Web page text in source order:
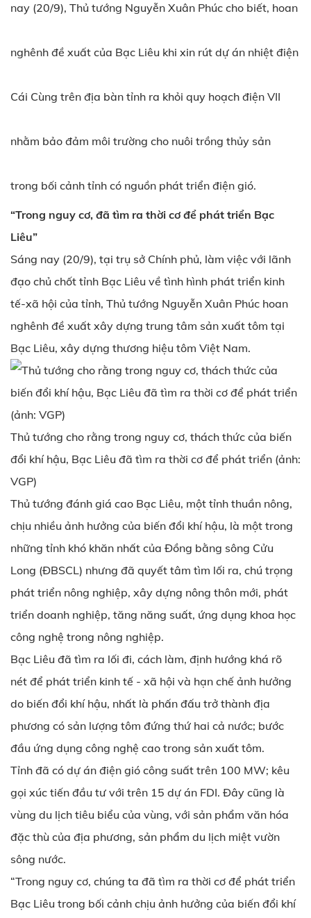
nay (20/9), Thủ tướng Nguyễn Xuân Phúc cho biết, hoan
nghênh đề xuất của Bạc Liêu khi xin rút dự án nhiệt điện
Cái Cùng trên địa bàn tỉnh ra khỏi quy hoạch điện VII
nhằm bảo đảm môi trường cho nuôi trồng thủy sản
trong bối cảnh tỉnh có nguồn phát triển điện gió.
“Trong nguy cơ, đã tìm ra thời cơ để phát triển Bạc
Liêu”
Sáng nay (20/9), tại trụ sở Chính phủ, làm việc với lãnh
đạo chủ chốt tỉnh Bạc Liêu về tình hình phát triển kinh
tế-xã hội của tỉnh, Thủ tướng Nguyễn Xuân Phúc hoan
nghênh đề xuất xây dựng trung tâm sản xuất tôm tại
Bạc Liêu, xây dựng thương hiệu tôm Việt Nam.
Thủ tướng cho rằng trong nguy cơ, thách thức của biến
đổi khí hậu, Bạc Liêu đã tìm ra thời cơ để phát triển (ảnh:
VGP)
Thủ tướng đánh giá cao Bạc Liêu, một tỉnh thuần nông,
chịu nhiều ảnh hưởng của biến đổi khí hậu, là một trong
những tỉnh khó khăn nhất của Đồng bằng sông Cửu
Long (ĐBSCL) nhưng đã quyết tâm tìm lối ra, chú trọng
phát triển nông nghiệp, xây dựng nông thôn mới, phát
triển doanh nghiệp, tăng năng suất, ứng dụng khoa học
công nghệ trong nông nghiệp.
Bạc Liêu đã tìm ra lối đi, cách làm, định hướng khá rõ
nét để phát triển kinh tế - xã hội và hạn chế ảnh hưởng
do biến đổi khí hậu, nhất là phấn đấu trở thành địa
phương có sản lượng tôm đứng thứ hai cả nước; bước
đầu ứng dụng công nghệ cao trong sản xuất tôm.
Tỉnh đã có dự án điện gió công suất trên 100 MW; kêu
gọi xúc tiến đầu tư với trên 15 dự án FDI. Đây cũng là
vùng du lịch tiêu biểu của vùng, với sản phẩm văn hóa
đặc thù của địa phương, sản phẩm du lịch miệt vườn
sông nước.
“Trong nguy cơ, chúng ta đã tìm ra thời cơ để phát triển
Bạc Liêu trong bối cảnh chịu ảnh hưởng của biến đổi khí